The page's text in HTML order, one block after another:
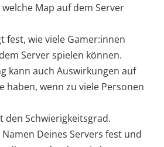
Map auf dem Server
fest, wie viele Gamer:innen
Server spielen können.
kann auch Auswirkungen auf
haben, wenn zu viele Personen
den Schwierigkeitsgrad.
Deines Servers fest und